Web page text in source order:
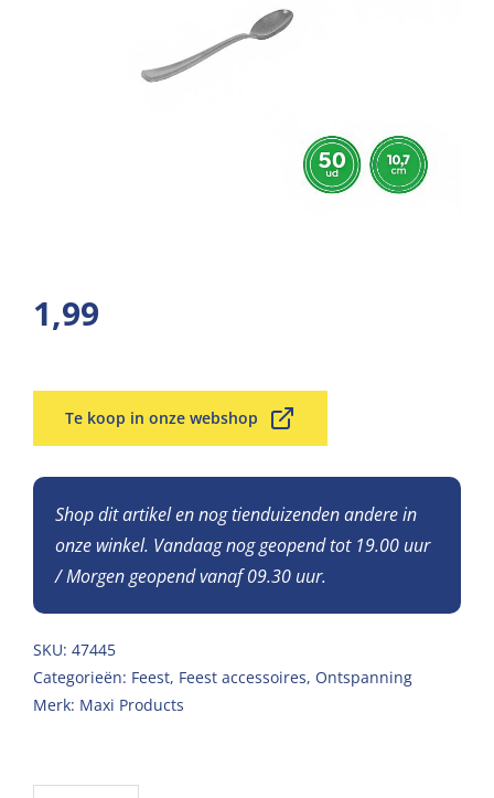
1,99
Te koop in onze webshop
Shop dit artikel en nog tienduizenden andere in
onze winkel. Vandaag nog geopend tot 19.00 uur
/ Morgen geopend vanaf 09.30 uur.
SKU: 47445
Categorieën: Feest, Feest accessoires, Ontspanning
Merk: Maxi Products